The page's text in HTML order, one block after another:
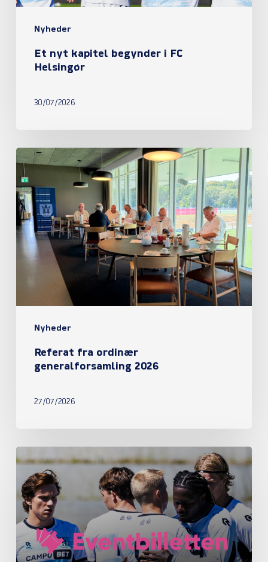
Nyheder
Et nyt kapitel begynder i FC
Helsingør
30/07/2026
Nyheder
Referat
fra
ordinær
generalforsamling
2026
Referat fra ordinær
generalforsamling 2026
27/07/2026